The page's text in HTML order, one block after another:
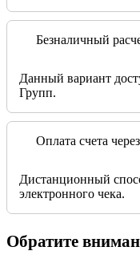
Безналичный
Данный вариант
Групп.
Оплата счета
Дистанционный
электронного чека.
Обратите